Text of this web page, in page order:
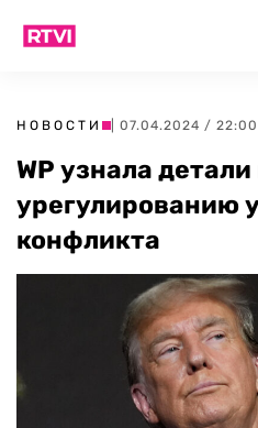
НОВОСТИ | 07.04.2024 / 22:00
WP узнала
урегулированию
конфликта